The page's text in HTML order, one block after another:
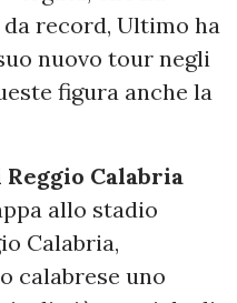
record, Ultimo ha
nuovo tour negli
figura anche la
Calabria
allo stadio
Calabria,
calabrese uno